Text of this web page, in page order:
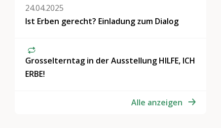
24.04.2025
Ist Erben gerecht? Einladung zum Dialog
Grosselterntag in der Ausstellung HILFE, ICH
ERBE!
Alle anzeigen